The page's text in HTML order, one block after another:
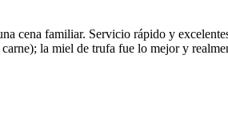
cena familiar. Servicio rápido y
la miel de trufa fue lo mejor y